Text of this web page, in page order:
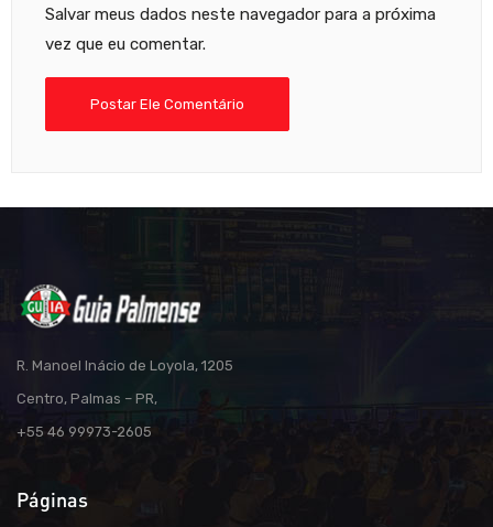
Salvar meus dados neste navegador para a próxima
vez que eu comentar.
R. Manoel Inácio de Loyola, 1205
Centro, Palmas – PR,
+55 46 99973-2605
Páginas